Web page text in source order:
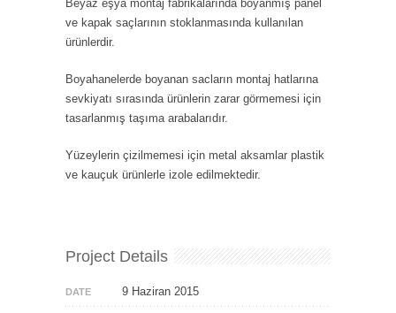
Beyaz eşya montaj fabrikalarında boyanmış panel
ve kapak saçlarının stoklanmasında kullanılan
ürünlerdir.
Boyahanelerde boyanan sacların montaj hatlarına
sevkiyatı sırasında ürünlerin zarar görmemesi için
tasarlanmış taşıma arabalarıdır.
Yüzeylerin çizilmemesi için metal aksamlar plastik
ve kauçuk ürünlerle izole edilmektedir.
Project Details
DATE 9 Haziran 2015